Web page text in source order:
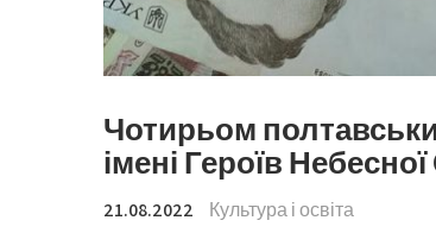
Чотирьом
імені Героїв Небесної
21.08.2022 Культура і освіта